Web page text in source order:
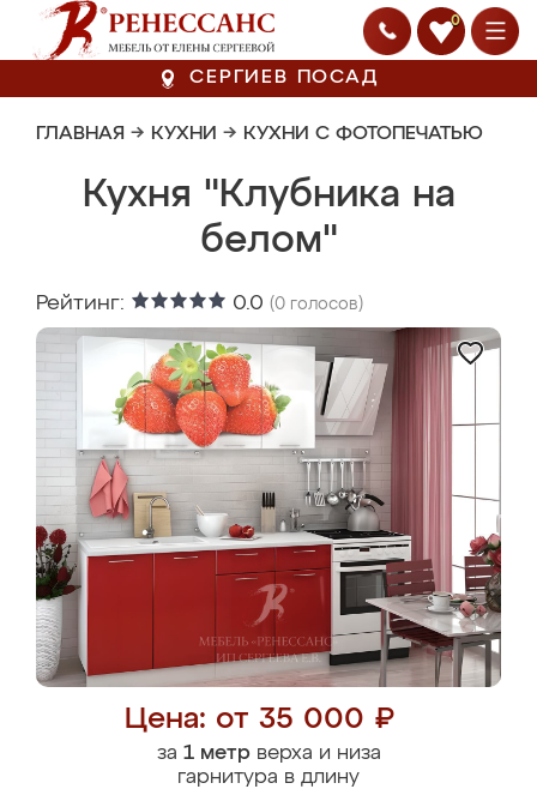
0
СЕРГИЕВ ПОСАД
ГЛАВНАЯ → КУХНИ → КУХНИ С ФОТОПЕЧАТЬЮ
Кухня "Клубника на
белом"
Рейтинг: 0.0 (0 голосов)
Цена: от 35 000 ₽
за 1 метрверха и низа
гарнитура в длину